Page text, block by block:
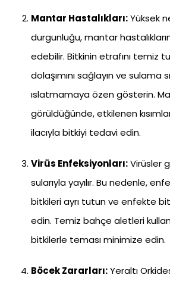
Mantar Hastalıkları:Yüksek
durgunluğu, mantar
edebilir. Bitkinin etrafını temiz
dolaşımını sağlayın ve sulama
ıslatmamaya özen gösterin.
görüldüğünde, etkilenen
ilacıyla bitkiyi tedavi edin.
Virüs Enfeksiyonları:Virüsler
sularıyla yayılır. Bu nedenle,
bitkileri ayrı tutun ve enfekte
edin. Temiz bahçe aletleri
bitkilerle teması minimize edin.
Böcek Zararları:Yeraltı